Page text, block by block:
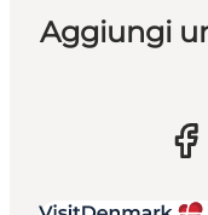
Aggiungi